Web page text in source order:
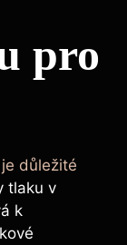
pro
je důležité
tlaku v
k